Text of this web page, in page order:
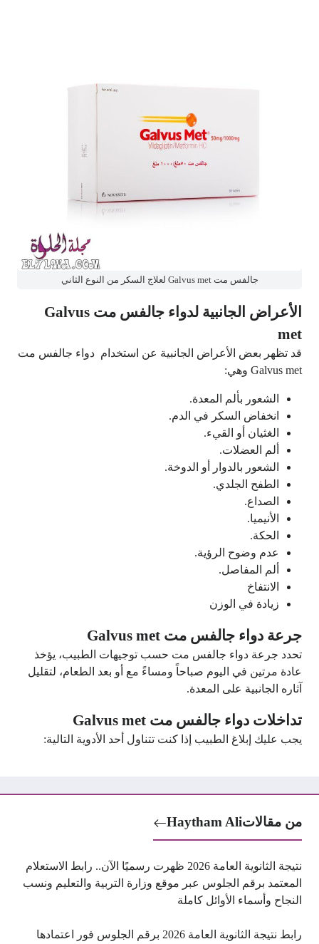
جالفس مت Galvus met لعلاج السكر من النوع الثاني
الأعراض الجانبية لدواء جالفس مت Galvus
met
قد تظهر بعض الأعراض الجانبية عن استخدام دواء جالفس مت
Galvus met وهي:
الشعور بألم المعدة.
انخفاض السكر في الدم.
الغثيان أو القيء.
ألم العضلات.
الشعور بالدوار أو الدوخة.
الطفح الجلدي.
الصداع.
الأنيميا.
الحكة.
عدم وضوح الرؤية.
ألم المفاصل.
الانتفاخ
زيادة في الوزن
جرعة دواء جالفس مت Galvus met
تحدد جرعة دواء جالفس مت حسب توجيهات الطبيب، يؤخذ
عادة مرتين في اليوم صباحاً ومساءً مع أو بعد الطعام، لتقليل
آثاره الجانبية على المعدة.
تداخلات دواء جالفس مت Galvus met
يجب عليك إبلاغ الطبيب إذا كنت تتناول أحد الأدوية التالية:
من مقالاتHaytham Ali
نتيجة الثانوية العامة 2026 ظهرت رسميًا الآن.. رابط الاستعلام
المعتمد برقم الجلوس عبر موقع وزارة التربية والتعليم ونسب
النجاح وأسماء الأوائل كاملة
رابط نتيجة الثانوية العامة 2026 برقم الجلوس فور اعتمادها